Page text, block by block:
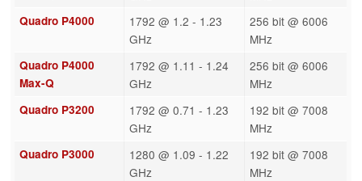
Quadro P4000
1792 @ 1.2 - 1.23
GHz
256 bit @ 6006
MHz
Quadro P4000
Max-Q
1792 @ 1.11 - 1.24
GHz
256 bit @ 6006
MHz
Quadro P3200
1792 @ 0.71 - 1.23
GHz
192 bit @ 7008
MHz
Quadro P3000
1280 @ 1.09 - 1.22
GHz
192 bit @ 7008
MHz